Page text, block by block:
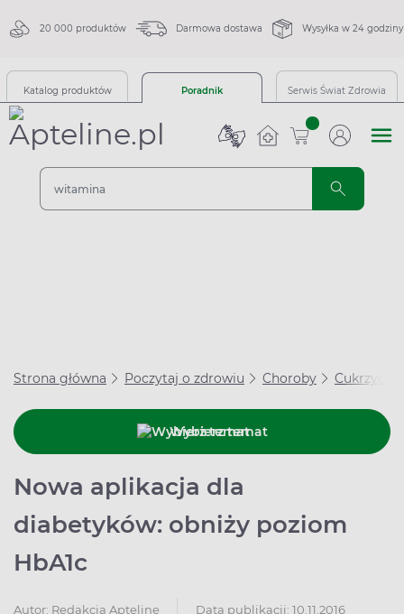
20 000 produktów Darmowa dostawa Wysyłka w 24 godziny
Katalog produktów Poradnik Serwis Świat Zdrowia
sztuk
Strona główna Poczytaj o zdrowiu Choroby Cukrzyca
Wybierz temat
Nowa aplikacja dla
diabetyków: obniży poziom
HbA1c
Autor: Redakcja Apteline Data publikacji: 10.11.2016